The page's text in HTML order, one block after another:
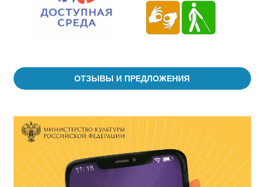
ОТЗЫВЫ И ПРЕДЛОЖЕНИЯ